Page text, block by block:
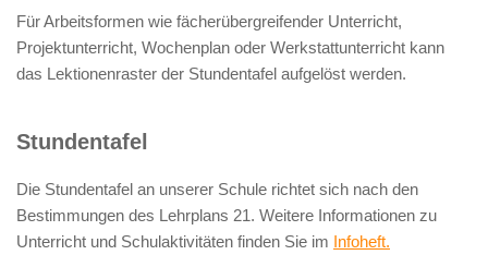
Für Arbeitsformen wie fächerübergreifender Unterricht,
Projektunterricht, Wochenplan oder Werkstattunterricht kann
das Lektionenraster der Stundentafel aufgelöst werden.
Stundentafel
Die Stundentafel an unserer Schule richtet sich nach den
Bestimmungen des Lehrplans 21. Weitere Informationen zu
Unterricht und Schulaktivitäten finden Sie im Infoheft.